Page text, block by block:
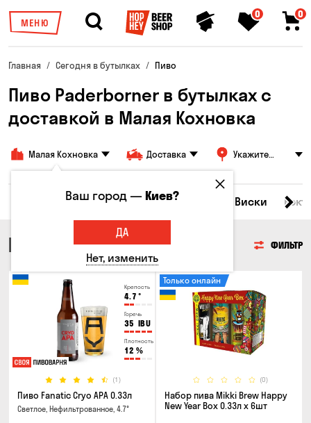
МЕНЮ
0 0
Главная Сегодня в бутылках Пиво
Пиво Paderborner в бутылках с
доставкой в ​​Малая Кохновка
Малая Кохновка Доставка
Укажите
Все товары Пиво Сидр Виски
ПИВО ФИЛЬТР
Крепость
4.7 °
Горечь
35 IBU
Плотность
12 %
(1)
Пиво Fanatic Cryo APA 0.33л
Светлое, Нефильтрованное, 4.7°
(0)
Только онлайн
Набор пива Mikki Brew Happy
New Year Box 0.33л x 6шт
Ваш город —Киев?
ДА
Нет, изменить